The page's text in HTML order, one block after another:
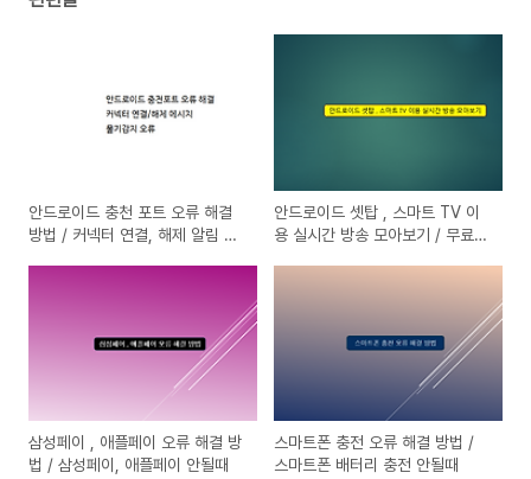
안드로이드 충천 포트 오류 해결
방법 / 커넥터 연결, 해제 알림 메
안드로이드 셋탑 , 스마트 TV 이
용 실시간 방송 모아보기 / 무료
삼성페이 , 애플페이 오류 해결 방
법 / 삼성페이, 애플페이 안될때
스마트폰 충전 오류 해결 방법 /
스마트폰 배터리 충전 안될때